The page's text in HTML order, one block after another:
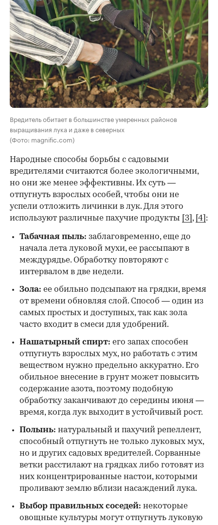
Вредитель обитает в большинстве умеренных районов
выращивания лука и даже в северных
(Фото: magnific.com)
Народные способы борьбы с садовыми
вредителями считаются более экологичными,
но они же менее эффективны. Их суть —
отпугнуть взрослых особей, чтобы они не
успели отложить личинки в лук. Для этого
используют различные пахучие продукты
[3] , [4] :
Табачная пыль: заблаговременно, еще до
начала лета луковой мухи, ее рассыпают в
междурядье. Обработку повторяют с
интервалом в две недели.
Зола: ее обильно подсыпают на грядки, время
от времени обновляя слой. Способ — один из
самых простых и доступных, так как зола
часто входит в смеси для удобрений.
Нашатырный спирт: его запах способен
отпугнуть взрослых мух, но работать с этим
веществом нужно предельно аккуратно. Его
обильное внесение в грунт может повысить
содержание азота, поэтому подобную
обработку заканчивают до середины июня —
время, когда лук выходит в устойчивый рост.
Полынь: натуральный и пахучий репеллент,
способный отпугнуть не только луковых мух,
но и других садовых вредителей. Сорванные
ветки расстилают на грядках либо готовят из
них концентрированные настои, которыми
проливают землю вблизи насаждений лука.
Выбор правильных соседей: некоторые
овощные культуры могут отпугнуть луковую